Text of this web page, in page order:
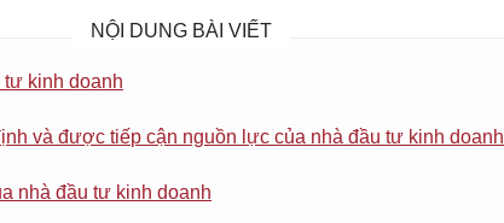
NỘI DUNG BÀI VIẾT
kinh doanh
và được tiếp cận nguồn lực của nhà đầu tư kinh doanh
nhà đầu tư kinh doanh